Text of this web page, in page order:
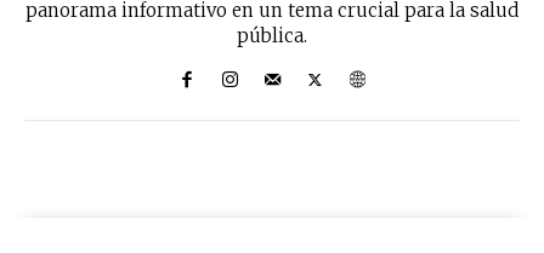
panorama informativo en un tema crucial para la salud
pública.